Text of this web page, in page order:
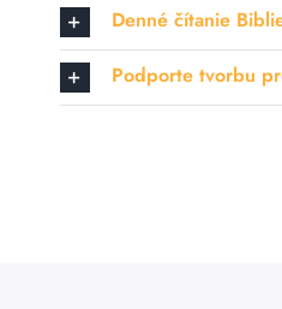
Denné čítanie
Podporte tvorbu